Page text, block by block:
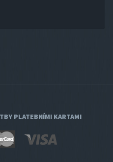
PLATEBNÍMI KARTAMI